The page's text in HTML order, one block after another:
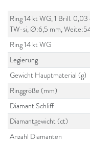
Ring 14 kt WG, 1 Brill.
TW-si, Ø:6,5 mm,
Ring 14 kt WG
Legierung
Gewicht Hauptmaterial (g)
Ringgröße (mm)
Diamant Schliff
Diamantgewicht (ct)
Anzahl Diamanten